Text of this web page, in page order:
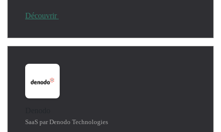
Découvrir
SaaS par Denodo Technologies